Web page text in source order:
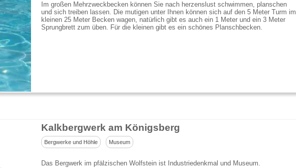
Im großen Mehrzweckbecken können Sie nach herzenslust schwimmen, planschen
und sich treiben lassen. Die mutigen unter Ihnen können sich auf den 5 Meter Turm im
kleinen 25 Meter Becken wagen, natürlich gibt es auch ein 1 Meter und ein 3 Meter
Sprungbrett zum üben. Für die kleinen gibt es ein schönes Planschbecken.
Kalkbergwerk am Königsberg
Bergwerke und Höhle Museum
Das Bergwerk im pfälzischen Wolfstein ist Industriedenkmal und Museum.